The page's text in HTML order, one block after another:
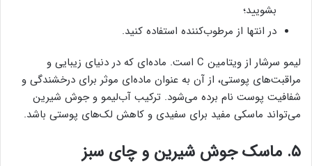
بشویید؛
در انتها از مرطوب‌کننده استفاده کنید.
لیمو سرشار از ویتامین C است. ماده‌ای که در دنیای زیبایی و
مراقبت‌های پوستی، از آن به عنوان ماده‌ای موثر برای درخشندگی و
شفافیت پوست نام برده می‌شود. ترکیب آب‌لیمو و جوش شیرین
می‌تواند ماسکی مفید برای سفیدی و کاهش لک‌های پوستی باشد.
۵. ماسک جوش شیرین و چای سبز